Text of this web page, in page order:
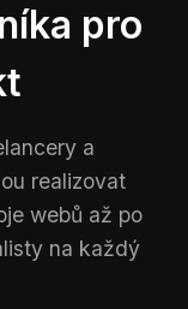
pro
a
realizovat
webů až po
na každý